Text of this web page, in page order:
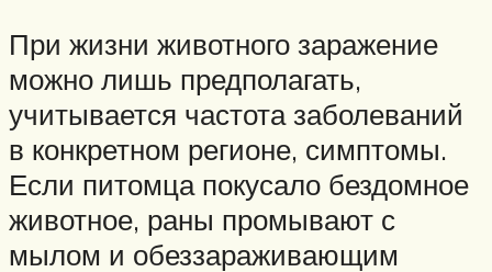
При жизни животного заражение
можно лишь предполагать,
учитывается частота заболеваний
в конкретном регионе, симптомы.
Если питомца покусало бездомное
животное, раны промывают с
мылом и обеззараживающим